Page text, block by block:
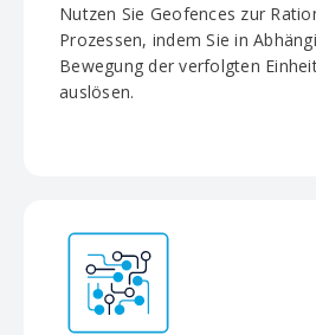
Nutzen Sie Geofences zur
Prozessen, indem Sie in
Bewegung der verfolgten
auslösen.